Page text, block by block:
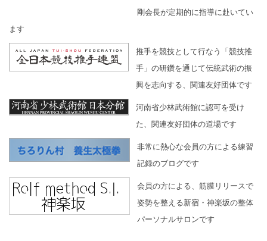
剛会長が定期的に指導に赴いてい
ます
推手を競技として行なう「競技推
手」の研鑽を通じて伝統武術の振
興を志向する、関連友好団体です
河南省少林武術館に認可を受け
た、関連友好団体の道場です
非常に熱心な会員の方による練習
記録のブログです
会員の方による、筋膜リリースで
姿勢を整える新宿・神楽坂の整体
パーソナルサロンです